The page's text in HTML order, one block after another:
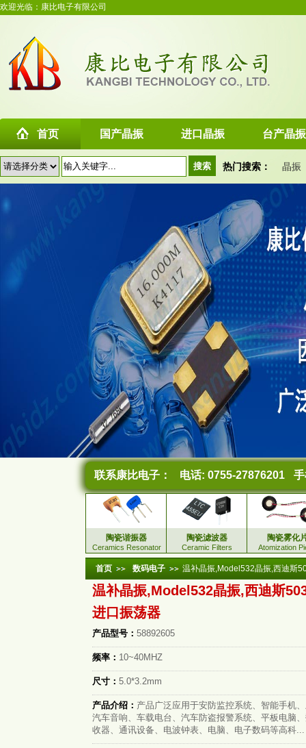
欢迎光临：康比电子有限公司
首页 国产晶振 进口晶振 台产晶振
热门搜索： 晶振
联系康比电子： 电话: 0755-27876201
陶瓷谐振器
Ceramics Resonator
陶瓷滤波器
Ceramic Filters
陶瓷雾化
Atomization
首页 数码电子 温补晶振,Model532晶振,西迪斯
温补晶振,Model532晶振,西迪斯
进口振荡器
产品型号： 58892605
频率： 10~40MHZ
尺寸： 5.0*3.2mm
产品介绍： 产品广泛应用于安防监控系统、智能手机
汽车音响、车载电台、汽车防盗报警系统、平板电脑
收器、通讯设备、电波钟表、电脑、电子数码等高科...